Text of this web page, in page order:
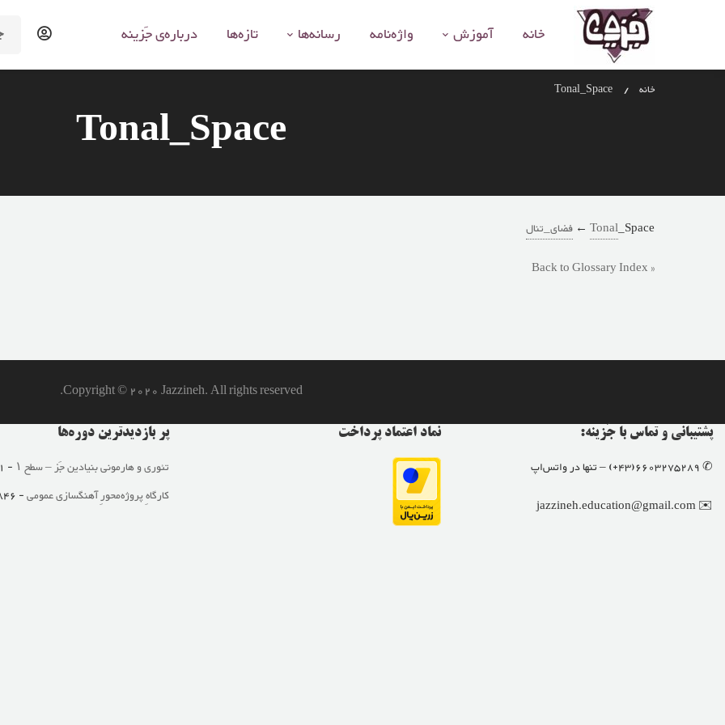
خانه آموزش واژه‌نامه رسانه‌ها تازه‌ها درباره‌ی جَزینه
Tonal_Space
خانه Tonal_Space
Tonal_Space ← فضای_تنال
« Back to Glossary Index
Copyright © 2020 Jazzineh. All rights reserved.
پر بازدید‌ترین دوره‌ها
تئوری و هارمونی بنیادین جَز – سطح ۱
- 2,851 views
کارگاهِ پروژه‌محورِ آهنگسازی عمومی- 2,846 views
نماد اعتماد پرداخت پشتیبانی و تماس با جَزینه:
✆ 6603275289(43+) – تنها در واتس‌اپ
✉️ jazzineh.education@gmail.com